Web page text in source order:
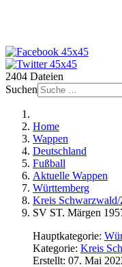
2404 Dateien
Suchen
Home
Wappen
Deutschland
Fußball
Aktuelle Wappen
Württemberg
Kreis
SV ST. Märgen
Hauptkategorie:
Kategorie: Kreis
Erstellt: 07. Mai